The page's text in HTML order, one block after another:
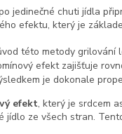
jedinečné chuti jídla
efektu, který je
této metody grilování
efekt zajišťuje
je dokonale
efekt, který je srdcem
jídlo ze všech stran.